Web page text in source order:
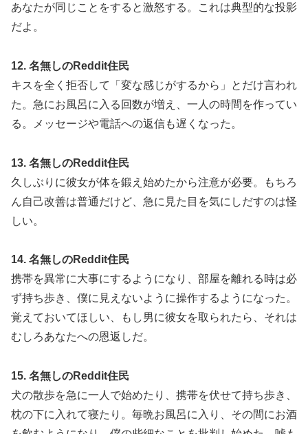
あなたが同じことをすると激怒する。これは典型的な投影
だよ。
12. 名無しのReddit住民
キスを全く拒否して「変な感じがするから」とだけ言われ
た。急にお風呂に入る回数が増え、一人の時間を作ってい
る。メッセージや電話への返信も遅くなった。
13. 名無しのReddit住民
久しぶりに彼女が体を鍛え始めたから注意が必要。もちろ
ん自己改善は普通だけど、急に見た目を気にしだすのは怪
しい。
14. 名無しのReddit住民
携帯を異常に大事にするようになり、部屋を離れる時は必
ず持ち歩き、僕に見えないように操作するようになった。
覚えておいてほしい、もし男に彼女を取られたら、それは
むしろあなたへの恩返しだ。
15. 名無しのReddit住民
犬の散歩を急に一人で始めたり、携帯を伏せて持ち歩き、
枕の下に入れて寝たり。毎晩お風呂に入り、その間にお酒